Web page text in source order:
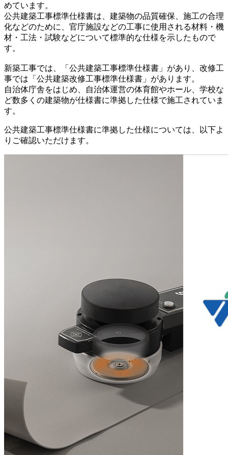
めています。
公共建築工事標準仕様書は、建築物の品質確保、施工の合理
化などのために、官庁施設などの工事に使用される材料・機
材・工法・試験などについて標準的な仕様を示したもので
す。
新築工事では、「公共建築工事標準仕様書」があり、改修工
事では「公共建築改修工事標準仕様書」があります。
自治体庁舎をはじめ、自治体運営の体育館やホール、学校な
ど数多くの建築物が仕様書に準拠した仕様で施工されていま
す。
公共建築工事標準仕様書に準拠した仕様については、以下よ
りご確認いただけます。